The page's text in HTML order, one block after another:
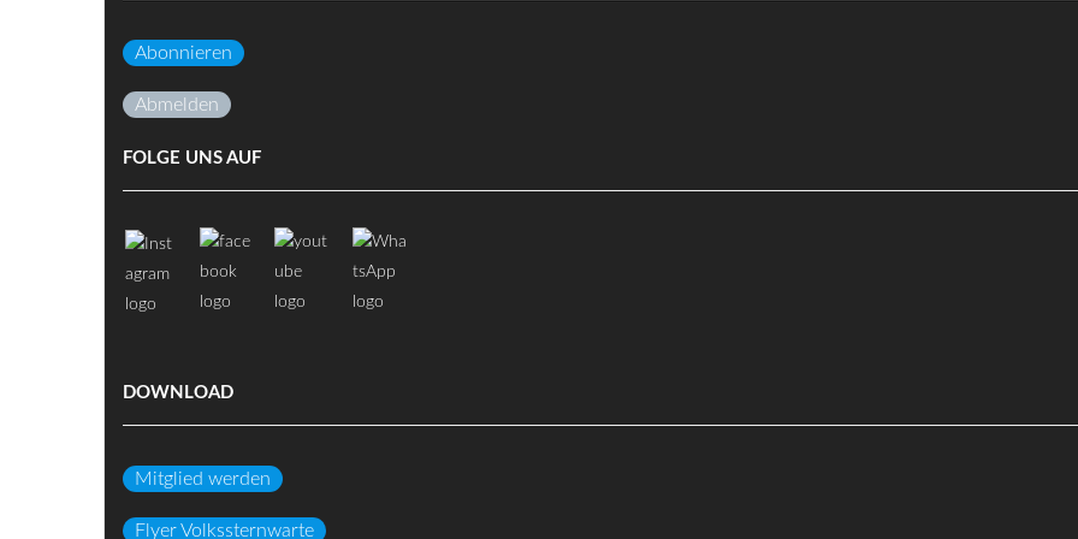
Abonnieren
Abmelden
FOLGE UNS AUF
DOWNLOAD
Mitglied werden
Flyer Volkssternwarte